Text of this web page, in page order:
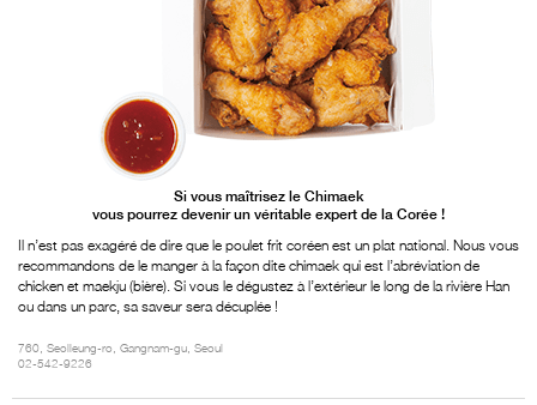
Si vous maîtrisez le Chimaek
vous pourrez devenir un véritable expert de la Corée !
Il n’est pas exagéré de dire que le poulet frit coréen est un plat national. Nous vous
recommandons de le manger à la façon dite chimaek qui est l’abréviation de
chicken et maekju (bière). Si vous le dégustez à l’extérieur le long de la rivière Han
ou dans un parc, sa saveur sera décuplée !
760, Seolleung-ro, Gangnam-gu, Seoul
02-542-9226